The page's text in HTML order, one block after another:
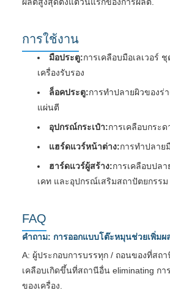
การใช้งาน
มือประตู:การเคลือบมือเลเวอร์
เครื่องรับรอง
ล็อคประตู:การทําปลายผิวของร่
แผ่นตี
อุปกรณ์กระเป๋า:การเคลือบกระ
แฮร์ดแวร์หน้าต่าง:การทําปลาย
ฮาร์ดแวร์ผู้สร้าง:การเคลือบปล
เคท และอุปกรณ์เสริมสถาปัตยกรรม
FAQ
คําถาม: การออกแบบโต๊ะหมุนช่วยเพิ่มผ
A: ผู้ประกอบการบรรทุก / ถอนของที่สถ
เคลือบเกิดขึ้นที่สถานีอื่น eliminating กา
ของเครื่อง.